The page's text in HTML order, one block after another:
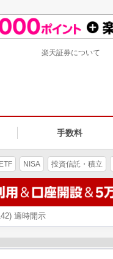
手数料
楽天証券について
NISA 投資信託・積立
適時開示